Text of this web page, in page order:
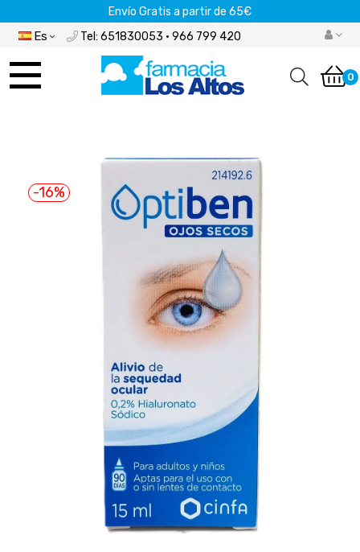
Envío Gratis a partir de 65€
Es Tel: 651830053 · 966 799 420
Navegación 0
-16%